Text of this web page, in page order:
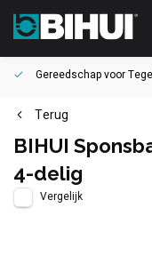
Gereedschap voor
Terug
BIHUI
4-delig
Vergelijk